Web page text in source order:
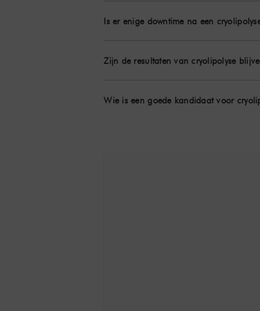
Is er enige downtime na een
Zijn de resultaten van cryolipolyse
Wie is een goede kandidaat voor